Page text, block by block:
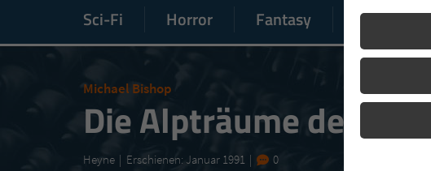
Sci-Fi Horror Fantasy Mystery
Michael Bishop
Die Alpträume der
Heyne Erschienen: Januar 1991 0